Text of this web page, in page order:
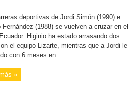
deportivas de Jordi Simón (1990) e
Fernández (1988) se vuelven a cruzar en el
Higinio ha estado arrasando dos
el equipo Lizarte, mientras que a Jordi le
con 6 meses en ...
»